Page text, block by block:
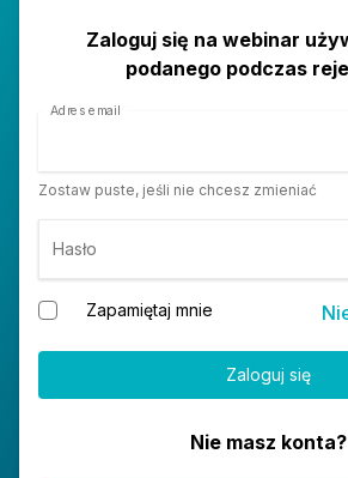
Zaloguj się na webinar
podanego podczas
Adres email
Zostaw puste, jeśli nie chcesz zmieniać
Hasło
Zapamiętaj mnie
Nie masz konta?